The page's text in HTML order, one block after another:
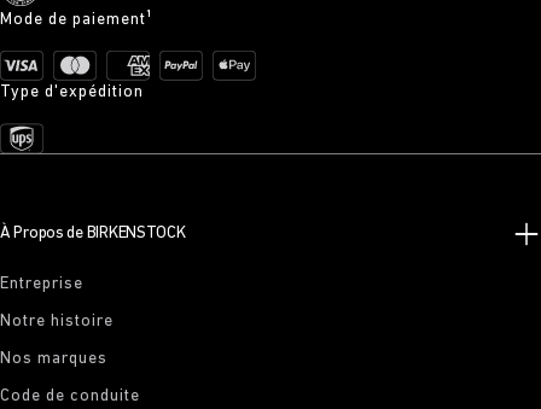
Mode de paiement¹
Type d'expédition
À Propos de BIRKENSTOCK
Entreprise
Notre histoire
Nos marques
Code de conduite